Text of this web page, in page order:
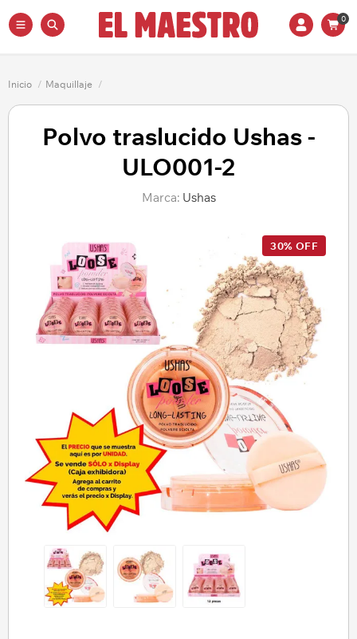
0
Inicio / Maquillaje /
Polvo traslucido Ushas -
ULO001-2
Marca: Ushas
30% OFF